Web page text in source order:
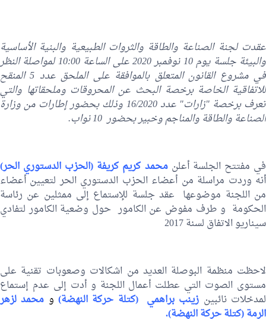
عقدت لجنة الصناعة والطاقة والثروات الطبيعية والبنية الأساسية
والبيئة جلسة يوم 10 نوفمبر 2020 على الساعة 10:00 لمواصلة النظر
في مشروع القانون المتعلق بالموافقة على الملحق عدد 5 المنقح
للاتفاقية الخاصة برخصة البحث عن المحروقات وملحقاتها والتي
تعرف برخصة "زارات" عدد 16/2020 وذلك بحضور إطارات من وزارة
الصناعة والطاقة والمناجم وخبير بحضور 10 نواب.
في مفتتح الجلسة أعلنمحمد كريم كريفة (الحزب الدستوري الحر)
أنه وردت مراسلة من أعضاء الحزب الدستوري الحر لتعيين أعضاء
من اللجنة موضوعها عقد جلسة للإستماع إلى ممثلين عن رئاسة
الحكومة و طرف مفوض عن الكامور حول وضعية الكامور لتفادي
سيناريو الاتفاق لسنة 2017
لاحظت منظمة البوصلة العديد من اشكالات وصعوبات تقنية على
مستوى الصوت التي عطلت أعمال اللجنة و أدت إلى عدم إستماع
لمدخلات نائبين زينب براهمي (كتلة حركة النهضة) و محمد لزهر
الرمة (كتلة حركة النهضة).